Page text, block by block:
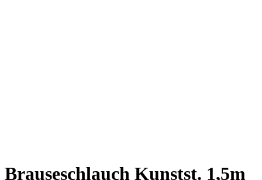
Brauseschlauch Kunstst. 1,5m